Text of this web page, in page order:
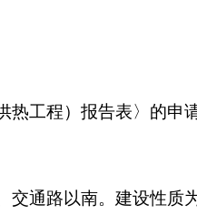
煤场等构筑物；建设6座换热
燃煤热水锅炉，新建一座锅炉